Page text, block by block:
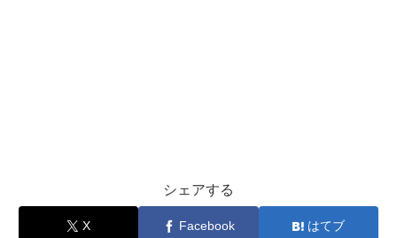
シェアする
X Facebook はてブ